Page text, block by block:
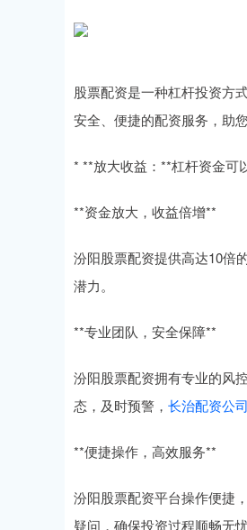
股票配资是一种杠杆投资方
安全、便捷的配资服务，助
* **放大收益：**杠杆资金可
**资金放大，收益倍增**
汾阳股票配资提供高达10倍
潜力。
**专业团队，安全保障**
汾阳股票配资拥有专业的风
态，及时预警， 长治配资公司
**便捷操作，高效服务**
汾阳股票配资平台操作便捷
疑问，确保投资过程顺畅无忧